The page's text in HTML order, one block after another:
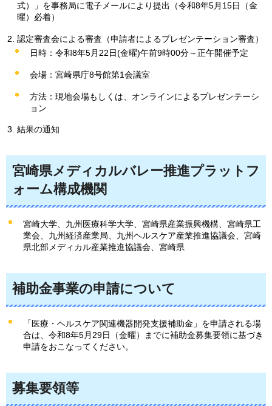
式）」を事務局に電子メールにより提出（令和8年5月15日（金
曜）必着）
認定審査会による審査（申請者によるプレゼンテーション審査）
日時：令和8年5月22日(金曜)午前9時00分～正午開催予定
会場：宮崎県庁8号館第1会議室
方法：現地会場もしくは、オンラインによるプレゼンテーシ
ョン
結果の通知
宮崎県メディカルバレー推進プラットフ
ォーム構成機関
宮崎大学、九州医療科学大学、宮崎県産業振興機構、宮崎県工
業会、九州経済産業局、九州ヘルスケア産業推進協議会、宮崎
県北部メディカル産業推進協議会、宮崎県
補助金事業の申請について
「医療・ヘルスケア関連機器開発支援補助金」を申請される場
合は、令和8年5月29日（金曜）までに補助金募集要領に基づき
申請をおこなってください。
募集要領等